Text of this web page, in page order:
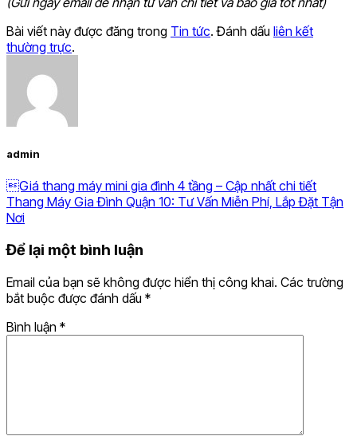
Bài viết này được đăng trong Tin tức. Đánh dấu liên kết
thường trực.
admin
Giá thang máy mini gia đình 4 tầng – Cập nhất chi tiết
Thang Máy Gia Đình Quận 10: Tư Vấn Miễn Phí, Lắp Đặt Tận
Nơi
Để lại một bình luận
Email của bạn sẽ không được hiển thị công khai. Các trường
bắt buộc được đánh dấu *
Bình luận *